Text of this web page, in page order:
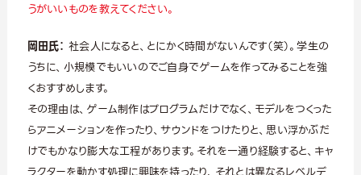
うがいいものを教えてください。
岡田氏： 社会人になると、とにかく時間がないんです（笑）。学生の
うちに、小規模でもいいのでご自身でゲームを作ってみることを強
くおすすめします。
その理由は、ゲーム制作はプログラムだけでなく、モデルをつくった
らアニメーションを作ったり、サウンドをつけたりと、思い浮かぶだ
けでもかなり膨大な工程があります。それを一通り経験すると、キャ